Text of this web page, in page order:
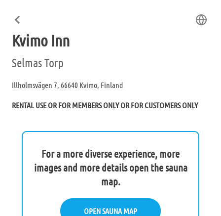
Kvimo Inn
Selmas Torp
Illholmsvägen 7, 66640 Kvimo, Finland
RENTAL USE OR FOR MEMBERS ONLY OR FOR CUSTOMERS ONLY
For a more diverse experience, more
images and more details open the sauna
map.
OPEN SAUNA MAP